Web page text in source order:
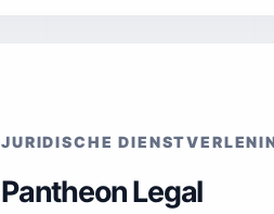
JURIDISCHE
Pantheon Legal